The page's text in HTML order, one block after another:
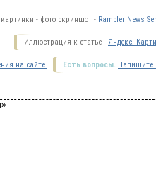
- фото скриншот - Rambler News
Иллюстрация к статье - Яндекс.
Есть вопросы. Напишите
на сайте.